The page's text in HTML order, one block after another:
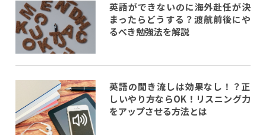
英語ができないのに海外赴任が決
まったらどうする？渡航前後にや
るべき勉強法を解説
英語の聞き流しは効果なし！？正
しいやり方ならOK！リスニング力
をアップさせる方法とは